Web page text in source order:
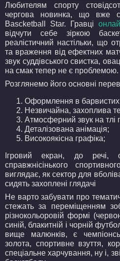
Любителям спорту
чергова новинка, що вже
Bascketball Star. Гравці
відчути себе зіркою
реалістичний настільки, що
та враження від ефектних
звук суддівського свистка,
на смак тепер не є проблемою.
Розглянемо його основні
Оформлення в барвистих
Незвичайна, захоплива
Атмосферний звук на тлі
Деталізована анімація;
Високоякісна графіка;
Ігровий екран, до речі,
справжнісінького
виглядає, як сектор для
сидять захоплені глядачі
Не варто забувати про
стежать за переміщенням
різнокольоровій формі
синій, блакитній і чорній
вище малюнків, є
золота, спортивне взуття,
спеціальне харчування, ну і,